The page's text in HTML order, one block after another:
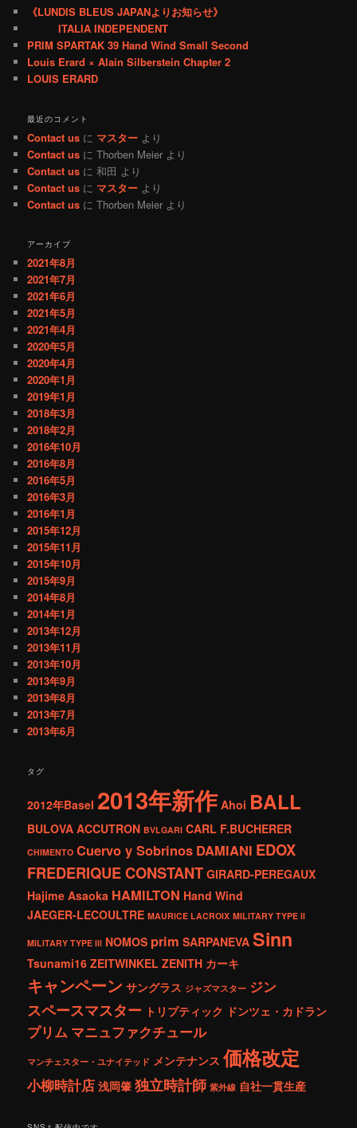
《LUNDIS BLEUS JAPANよりお知らせ》
ITALIA INDEPENDENT
PRIM SPARTAK 39 Hand Wind Small Second
Louis Erard × Alain Silberstein Chapter 2
LOUIS ERARD
最近のコメント
Contact us に マスター より
Contact us にThorben Meier より
Contact us に和田 より
Contact us に マスター より
Contact us にThorben Meier より
アーカイブ
2021年8月
2021年7月
2021年6月
2021年5月
2021年4月
2020年5月
2020年4月
2020年1月
2019年1月
2018年3月
2018年2月
2016年10月
2016年8月
2016年5月
2016年3月
2016年1月
2015年12月
2015年11月
2015年10月
2015年9月
2014年8月
2014年1月
2013年12月
2013年11月
2013年10月
2013年9月
2013年8月
2013年7月
2013年6月
タグ
2012年Basel 2013年新作 Ahoi BALL
BULOVA ACCUTRON BVLGARI CARL F.BUCHERER
CHIMENTO Cuervo y Sobrinos DAMIANI EDOX
FREDERIQUE CONSTANT GIRARD-PEREGAUX
Hajime Asaoka HAMILTON Hand Wind
JAEGER-LECOULTRE MAURICE LACROIX MILITARY TYPE ll
MILITARY TYPE lll NOMOS prim SARPANEVA Sinn
Tsunami16 ZEITWINKEL ZENITH カーキ
キャンペーン サングラス ジャズマスター ジン
スペースマスター トリプティック ドンツェ・カドラン
プリム マニュファクチュール
マンチェスター・ユナイテッド メンテナンス 価格改定
小柳時計店 浅岡肇 独立時計師 紫外線 自社一貫生産